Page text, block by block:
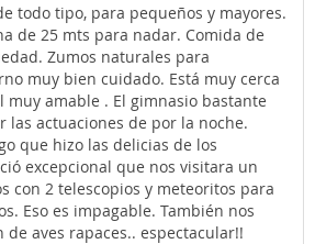
todo tipo, para pequeños y mayores.
de 25 mts para nadar. Comida de
Zumos naturales para
muy bien cuidado. Está muy cerca
muy amable . El gimnasio bastante
las actuaciones de por la noche.
que hizo las delicias de los
excepcional que nos visitara un
con 2 telescopios y meteoritos para
Eso es impagable. También nos
de aves rapaces.. espectacular!!